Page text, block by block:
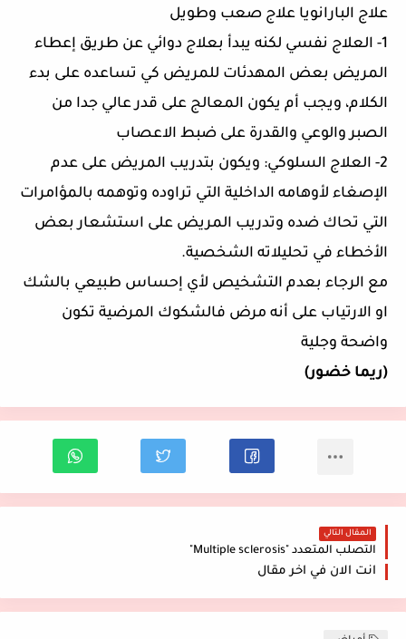
علاج البارانويا علاج صعب وطويل
1- العلاج نفسي لكنه يبدأ بعلاج دوائي عن طريق إعطاء
المريض بعض المهدئات للمريض كي تساعده على بدء
الكلام، ويجب أم يكون المعالج على قدر عالي جدا من
الصبر والوعي والقدرة على ضبط الاعصاب
2- العلاج السلوكي: ويكون بتدريب المريض على عدم
الإصغاء لأوهامه الداخلية التي تراوده وتوهمه بالمؤامرات
التي تحاك ضده وتدريب المريض على استشعار بعض
الأخطاء في تحليلاته الشخصية.
مع الرجاء بعدم التشخيص لأي إحساس طبيعي بالشك
او الارتياب على أنه مرض فالشكوك المرضية تكون
واضحة وجلية
(ريما خضور)
المقال التالي
التصلب المتعدد "Multiple sclerosis"
انت الان في اخر مقال